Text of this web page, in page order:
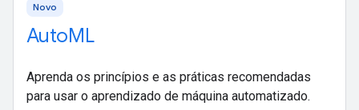
Novo
AutoML
Aprenda os princípios e as práticas recomendadas
para usar o aprendizado de máquina automatizado.